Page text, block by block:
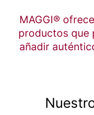
MAGGI®
productos que
añadir